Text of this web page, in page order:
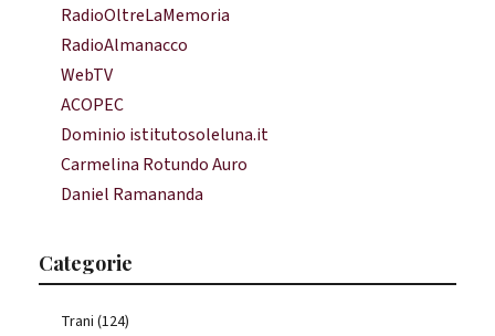
RadioOltreLaMemoria
RadioAlmanacco
WebTV
ACOPEC
Dominio istitutosoleluna.it
Carmelina Rotundo Auro
Daniel Ramananda
Categorie
Trani (124)